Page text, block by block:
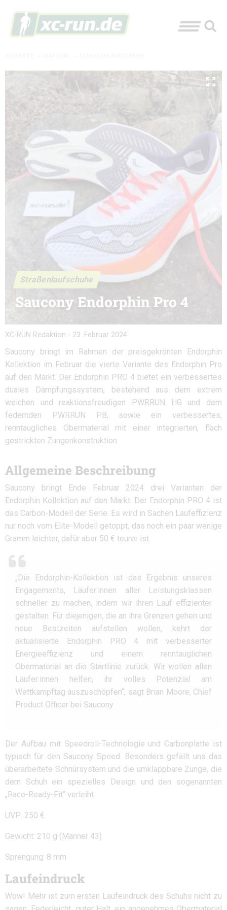
Straßenlaufschuhe
Saucony Endorphin Pro 4
XC-RUN Redaktion - 23. Februar 2024
Saucony bringt im Rahmen der preisgekrönten Endorphin
Kollektion im Februar die vierte Variante des Endorphin Pro
auf den Markt. Der Endorphin PRO 4 bietet ein verbessertes
duales Dämpfungssystem, bestehend aus dem extrem
weichen und reaktionsfreudigen PWRRUN HG und dem
federnden PWRRUN PB, sowie ein verbessertes,
renntaugliches Obermaterial mit einer integrierten, flach
gestrickten Zungenkonstruktion.
Allgemeine Beschreibung
Saucony bringt Ende Februar 2024 drei Varianten der
Endorphin Kollektion auf den Markt. Der Endorphin PRO 4 ist
das Carbon-Modell der Serie. Es wird in Sachen Laufeffizienz
nur noch vom Elite-Modell getoppt, das noch ein paar wenige
Gramm leichter, dafür aber 50 € teurer ist.
„Die Endorphin-Kollektion ist das Ergebnis unseres
Engagements, Läufer:innen aller Leistungsklassen
schneller zu machen, indem wir ihren Lauf effizienter
gestalten. Für diejenigen, die an ihre Grenzen gehen und
neue Bestzeiten aufstellen wollen, kehrt der
aktualisierte Endorphin PRO 4 mit verbesserter
Energieeffizienz und einem renntauglichen
Obermaterial an die Startlinie zurück. Wir wollen allen
Läufer:innen helfen, ihr volles Potenzial am
Wettkampftag auszuschöpfen“, sagt Brian Moore, Chief
Product Officer bei Saucony.
Der Aufbau mit Speedroll-Technologie und Carbonplatte ist
typisch für den Saucony Speed. Besonders gefällt uns das
überarbeitete Schnürsystem und die umklappbare Zunge, die
dem Schuh ein spezielles Design und den sogenannten
„Race-Ready-Fit“ verleiht.
UVP: 250 €
Gewicht: 210 g (Männer 43)
Sprengung: 8 mm
Laufeindruck
Wow! Mehr ist zum ersten Laufeindruck des Schuhs nicht zu